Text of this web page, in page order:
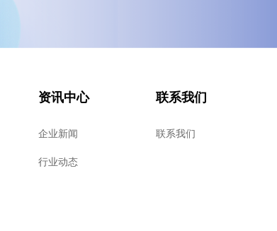
资讯中心
企业新闻
行业动态
联系我们
联系我们